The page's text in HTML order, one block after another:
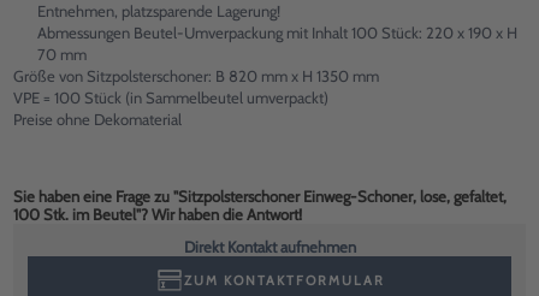
Entnehmen, platzsparende Lagerung!
Abmessungen Beutel-Umverpackung mit Inhalt 100 Stück: 220 x 190 x H
70 mm
Größe von Sitzpolsterschoner: B 820 mm x H 1350 mm
VPE = 100 Stück (in Sammelbeutel umverpackt)
Preise ohne Dekomaterial
Sie haben eine Frage zu "Sitzpolsterschoner Einweg-Schoner, lose, gefaltet,
100 Stk. im Beutel"? Wir haben die Antwort!
Direkt Kontakt aufnehmen
ZUM KONTAKTFORMULAR